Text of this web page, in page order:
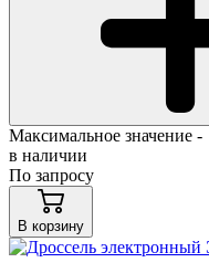
Максимальное значение -
в наличии
По запросу
В корзину